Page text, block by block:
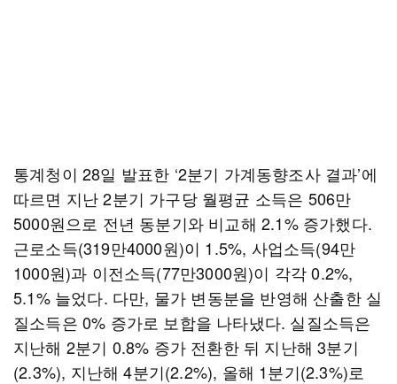
통계청이 28일 발표한 ‘2분기 가계동향조사 결과’에
따르면 지난 2분기 가구당 월평균 소득은 506만
5000원으로 전년 동분기와 비교해 2.1% 증가했다.
근로소득(319만4000원)이 1.5%, 사업소득(94만
1000원)과 이전소득(77만3000원)이 각각 0.2%,
5.1% 늘었다. 다만, 물가 변동분을 반영해 산출한 실
질소득은 0% 증가로 보합을 나타냈다. 실질소득은
지난해 2분기 0.8% 증가 전환한 뒤 지난해 3분기
(2.3%), 지난해 4분기(2.2%), 올해 1분기(2.3%)로